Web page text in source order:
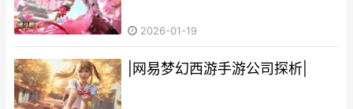
2026-01-19
|网易梦幻西游手游公司探析|